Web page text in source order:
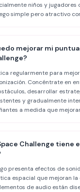
niños y jugadores
simple pero atractivo
mejorar mi
regularmente para
Concéntrate en
desarrollar
y gradualmente
a medida que
Challenge tiene
presenta efectos de
espacial que mejoran la
de audio están